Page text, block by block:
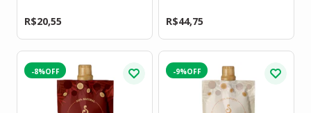
R$20,55 R$44,75
-8% -9%